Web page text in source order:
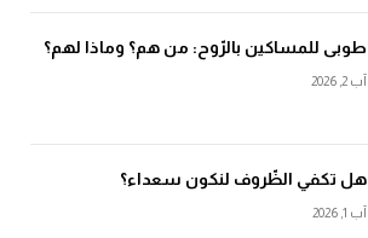
طوبى للمساكين بالرّوح: من هم؟ وماذا لهم؟
آب 2, 2026
هل تكفي الظّروف لنكون سعداء؟
آب 1, 2026